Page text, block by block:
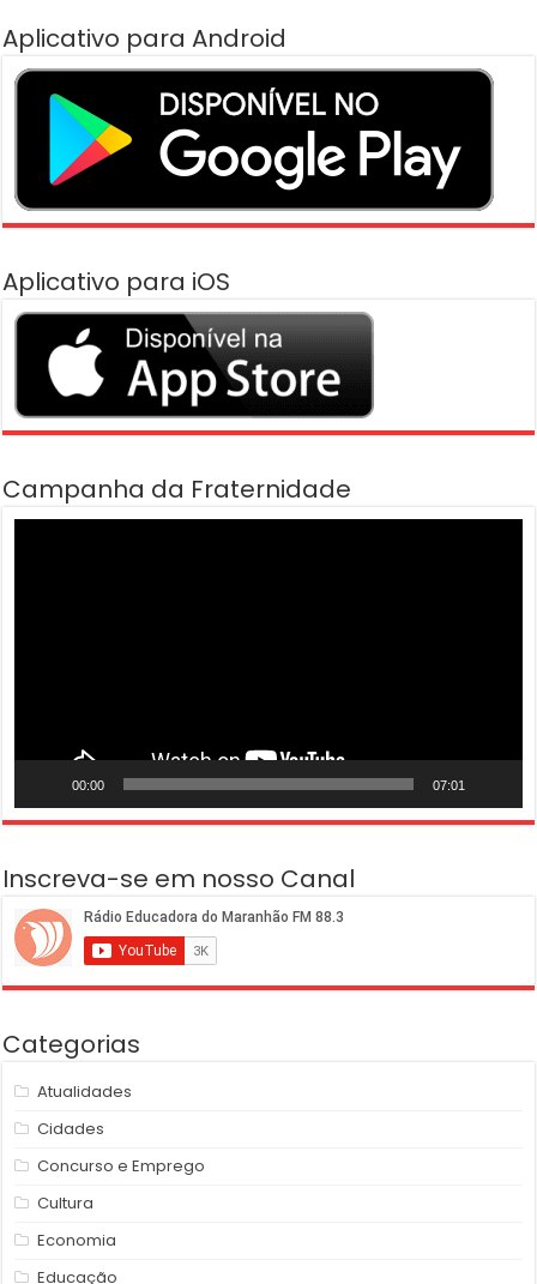
Aplicativo para Android
Aplicativo para iOS
Campanha da Fraternidade
00:00 07:01
Inscreva-se em nosso Canal
Categorias
Atualidades
Cidades
Concurso e Emprego
Cultura
Economia
Educação